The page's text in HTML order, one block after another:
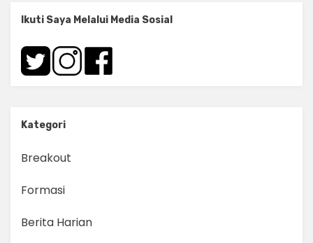
Ikuti Saya Melalui Media Sosial
Kategori
Breakout
Formasi
Berita Harian